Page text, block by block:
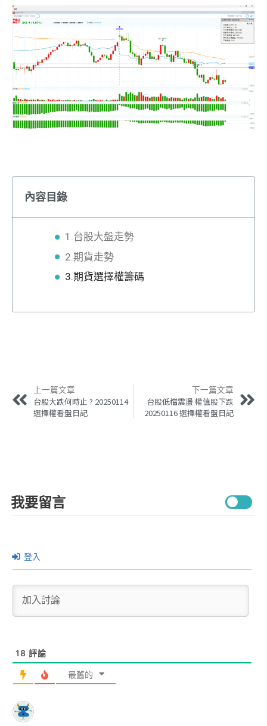
內容目錄
1.台股大盤走勢
2.期貨走勢
3.期貨選擇權籌碼
上一篇文章
台股大跌何時止 ? 20250114
選擇權看盤日記
下一篇文章
台股低檔震盪 權值股下跌
20250116 選擇權看盤日記
我要留言
登入
18 評論
最舊的